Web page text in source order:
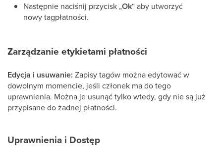
Następnie naciśnij przycisk „Ok“ aby utworzyć
nowy tagpłatności.
Zarządzanie etykietami płatności
Edycja i usuwanie: Zapisy tagów można edytować w
dowolnym momencie, jeśli członek ma do tego
uprawnienia. Można je usunąć tylko wtedy, gdy nie są już
przypisane do żadnej płatności.
Uprawnienia i Dostęp